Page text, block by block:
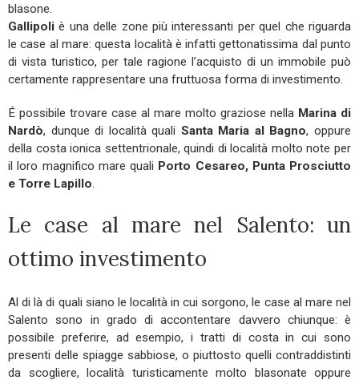
blasone.
Gallipoli è una delle zone più interessanti per quel che riguarda
le case al mare: questa località è infatti gettonatissima dal punto
di vista turistico, per tale ragione l’acquisto di un immobile può
certamente rappresentare una fruttuosa forma di investimento.
É possibile trovare case al mare molto graziose nella Marina di
Nardò, dunque di località quali Santa Maria al Bagno, oppure
della costa ionica settentrionale, quindi di località molto note per
il loro magnifico mare quali Porto Cesareo, Punta Prosciutto
e Torre Lapillo.
Le case al mare nel Salento: un
ottimo investimento
Al di là di quali siano le località in cui sorgono, le case al mare nel
Salento sono in grado di accontentare davvero chiunque: è
possibile preferire, ad esempio, i tratti di costa in cui sono
presenti delle spiagge sabbiose, o piuttosto quelli contraddistinti
da scogliere, località turisticamente molto blasonate oppure